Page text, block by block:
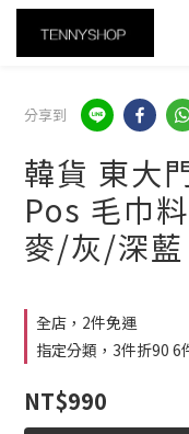
分享到
韓貨 東大
Pos 毛巾
麥/灰/深藍
全店，2件免運
指定分類，3件折90 6
NT$990